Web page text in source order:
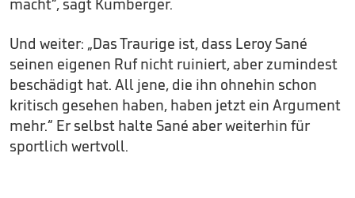
Und weiter: „Das Traurige ist, dass Leroy Sané
seinen eigenen Ruf nicht ruiniert, aber zumindest
beschädigt hat. All jene, die ihn ohnehin schon
kritisch gesehen haben, haben jetzt ein Argument
mehr.“ Er selbst halte Sané aber weiterhin für
sportlich wertvoll.